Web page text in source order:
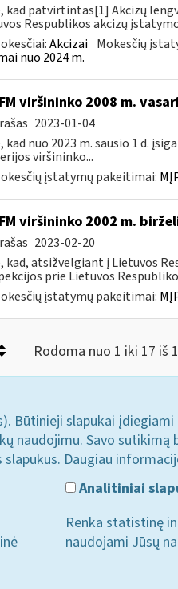
kad patvirtintas[1] Akcizų
Respublikos akcizų
Akcizai Mokesčių
nuo 2024 m.
viršininko 2008 m.
2023-01-04
nuo 2023 m. sausio 1 d.
viršininko...
įstatymų pakeitimai:
viršininko 2002 m.
2023-02-20
kad, atsižvelgiant į Lietuvos
prie Lietuvos
įstatymų pakeitimai:
Rodoma nuo 1 iki 17 iš
Būtinieji slapukai
naudojimu. Savo
Daugiau
Analitiniai
Renka statistinę
naudojami Jūsų